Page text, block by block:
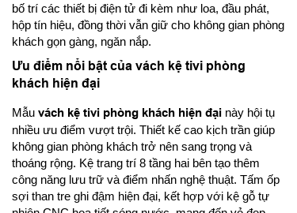
bố trí các thiết bị điện tử đi kèm như loa, đầu phát,
hộp tín hiệu, đồng thời vẫn giữ cho không gian phòng
khách gọn gàng, ngăn nắp.
Ưu điểm nổi bật của vách kệ tivi phòng
khách hiện đại
Mẫu vách kệ tivi phòng khách hiện đại này hội tụ
nhiều ưu điểm vượt trội. Thiết kế cao kịch trần giúp
không gian phòng khách trở nên sang trọng và
thoáng rộng. Kệ trang trí 8 tầng hai bên tạo thêm
công năng lưu trữ và điểm nhấn nghệ thuật. Tấm ốp
sợi than tre ghi đậm hiện đại, kết hợp với kệ gỗ tự